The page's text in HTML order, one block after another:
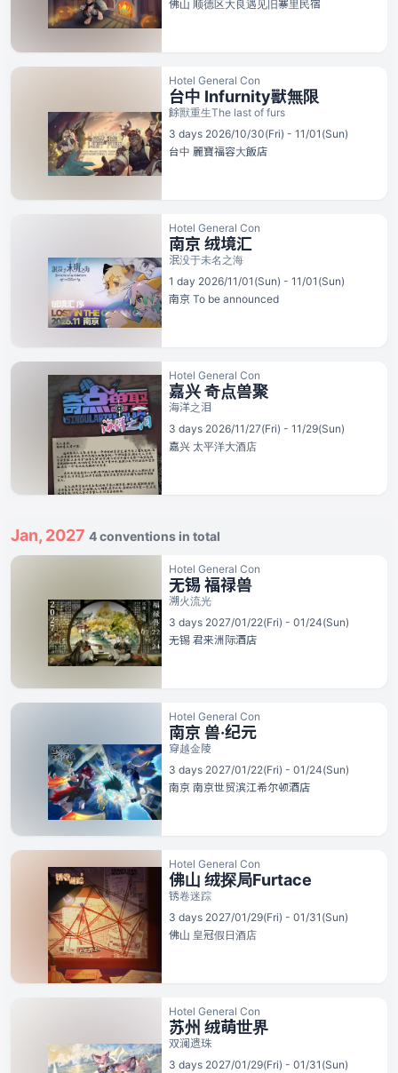
佛山 顺德区大良遇见旧寨里民宿
Hotel General Con
台中 Infurnity獸無限
餘獸重生The last of furs
3 days 2026/10/30(Fri) - 11/01(Sun)
台中 麗寶福容大飯店
Hotel General Con
南京 绒境汇
泯没于未名之海
1 day 2026/11/01(Sun) - 11/01(Sun)
南京 To be announced
Hotel General Con
嘉兴 奇点兽聚
海洋之泪
3 days 2026/11/27(Fri) - 11/29(Sun)
嘉兴 太平洋大酒店
Jan, 2027 4 conventions in total
Hotel General Con
无锡 福禄兽
溯火流光
3 days 2027/01/22(Fri) - 01/24(Sun)
无锡 君来洲际酒店
Hotel General Con
南京 兽·纪元
穿越金陵
3 days 2027/01/22(Fri) - 01/24(Sun)
南京 南京世贸滨江希尔顿酒店
Hotel General Con
佛山 绒探局Furtace
锈卷迷踪
3 days 2027/01/29(Fri) - 01/31(Sun)
佛山 皇冠假日酒店
Hotel General Con
苏州 绒萌世界
双澜遗珠
3 days 2027/01/29(Fri) - 01/31(Sun)